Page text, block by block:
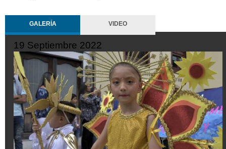
GALERÍA VIDEO
19 Septiembre 2022